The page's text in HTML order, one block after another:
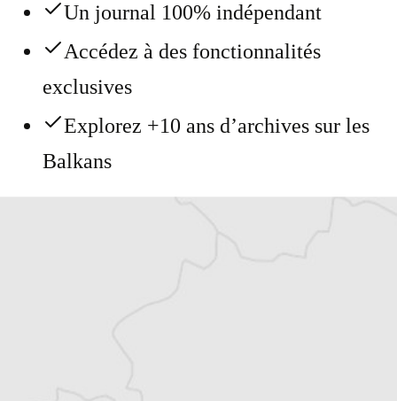
Un journal 100% indépendant
Accédez à des fonctionnalités
exclusives
Explorez +10 ans d’archives sur les
Balkans